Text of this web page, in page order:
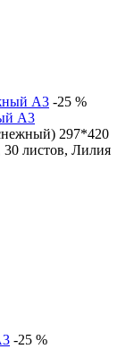
-25 %
А3
297*420
30 листов, Лилия
-25 %